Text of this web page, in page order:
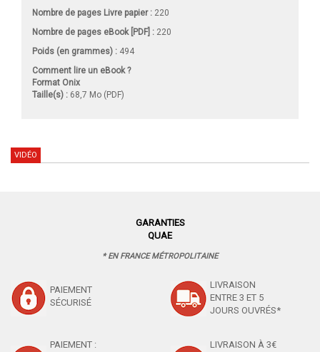
Nombre de pages Livre papier: 220
Nombre de pages eBook [PDF] : 220
Poids (en grammes) : 494
Comment lire un eBook ?
Format Onix
Taille(s) : 68,7 Mo (PDF)
VIDÉO
GARANTIES
QUAE
* EN FRANCE MÉTROPOLITAINE
PAIEMENT
SÉCURISÉ
LIVRAISON
ENTRE 3 ET 5
JOURS OUVRÉS*
PAIEMENT : LIVRAISON À 3€